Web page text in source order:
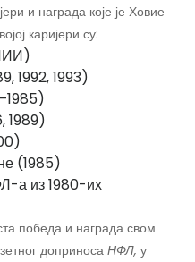
и награда које је Ховие
каријери су:
1992, 1993)
1989)
(1985)
а из 1980-их
победа и награда свом
доприноса НФЛ, у